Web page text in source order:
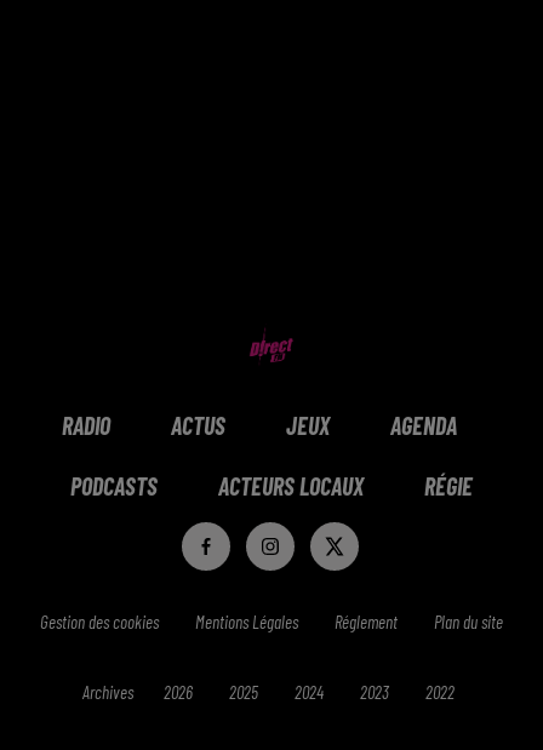
RADIO ACTUS JEUX AGENDA
PODCASTS ACTEURS LOCAUX RÉGIE
Gestion des cookies Mentions Légales Réglement Plan du site
Archives 2026 2025 2024 2023 2022